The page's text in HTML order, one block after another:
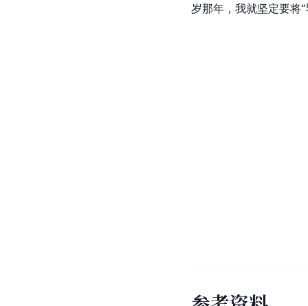
岁那年，我就坚定要将